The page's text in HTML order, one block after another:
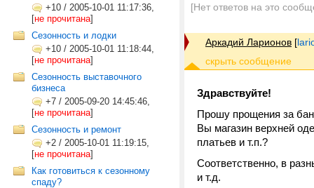
+10 / 2005-10-01 11:17:36,
[не прочитана]
Сезонность и лодки
+10 / 2005-10-01 11:18:44,
[не прочитана]
Сезонность выставочного
бизнеса
+7 / 2005-09-20 14:45:46,
[не прочитана]
Сезонность и ремонт
+2 / 2005-10-01 11:19:15,
[не прочитана]
Как готовиться к сезонному
спаду?
[Нет ответов на это
Аркадий Ларионов [
Здравствуйте!
Прошу прощения за
Вы магазин верхней
платьев и т.п.?
Соответственно, в
и т.д.